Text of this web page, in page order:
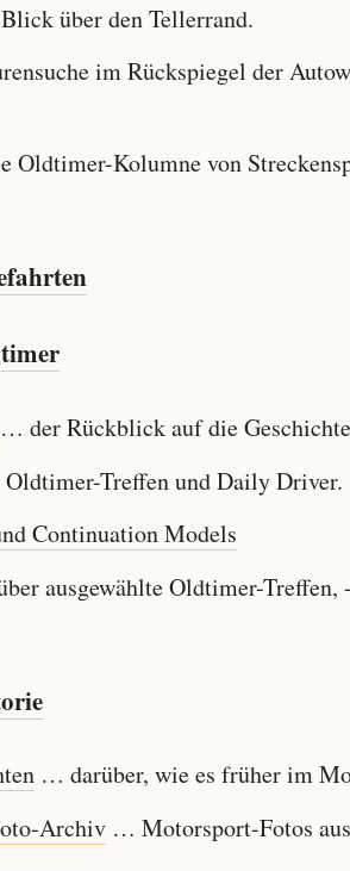
über den Tellerrand.
im Rückspiegel der
Oldtimer-Kolumne von
der Rückblick auf die
Treffen und Daily Driver.
Continuation Models
ausgewählte Oldtimer-Treffen,
… darüber, wie es früher im
Archiv… Motorsport-Fotos aus